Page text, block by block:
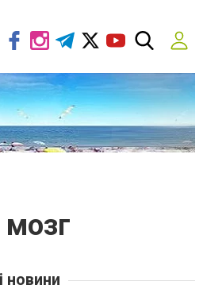
мозг
новини